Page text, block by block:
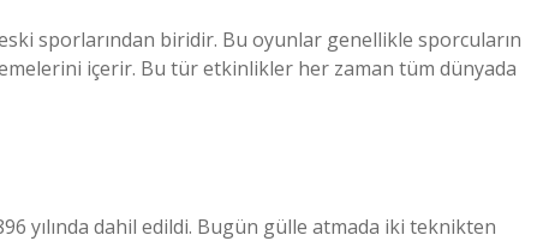
sporlarından biridir. Bu oyunlar genellikle sporcuların
içerir. Bu tür etkinlikler her zaman tüm dünyada
yılında dahil edildi. Bugün gülle atmada iki teknikten